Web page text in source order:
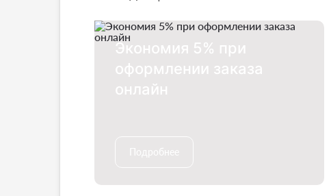
Экономия 5% при
оформлении заказа
онлайн
Подробнее